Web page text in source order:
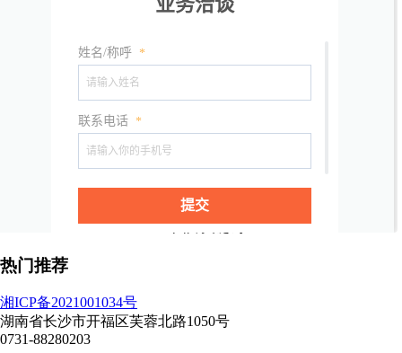
热门推荐
湘ICP备2021001034号
湖南省长沙市开福区芙蓉北路1050号
0731-88280203